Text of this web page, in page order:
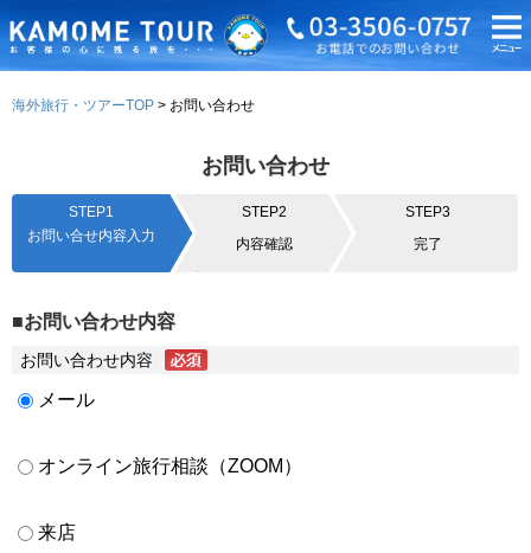
海外旅行・ツアーTOP お問い合わせ
お問い合わせ
STEP1
お問い合せ内容入力
STEP2
内容確認
STEP3
完了
■お問い合わせ内容
お問い合わせ内容
メール
オンライン旅行相談（ZOOM）
来店